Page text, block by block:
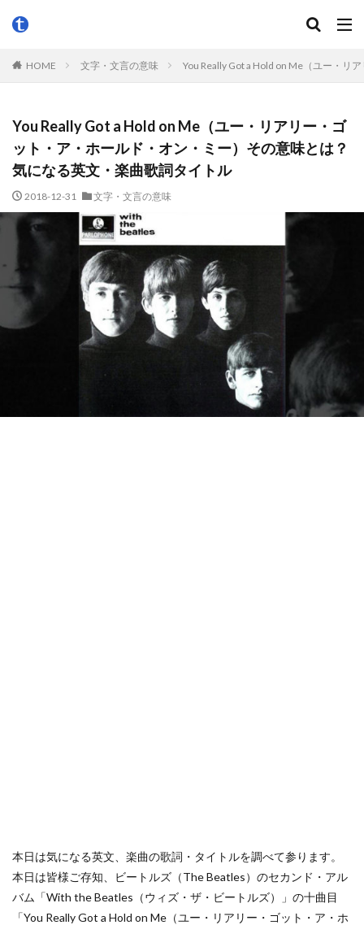
HOME 文字・文言の意味 You Really Got a Hold on Me（ユー・リ
You Really Got a Hold on Me（ユー・リアリー・ゴ
ット・ア・ホールド・オン・ミー）その意味とは？
気になる英文・楽曲歌詞タイトル
2018-12-31 文字・文言の意味
本日は気になる英文、楽曲の歌詞・タイトルを調べて参ります。
本日は皆様ご存知、ビートルズ（The Beatles）のセカンド・アル
バム「With the Beatles（ウィズ・ザ・ビートルズ）」の十曲目
「You Really Got a Hold on Me（ユー・リアリー・ゴット・ア・ホ